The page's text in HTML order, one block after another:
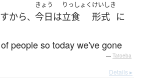
から、
きょう
今日 は
りっしょく
立食
けいしき
形式 に
people so today we've gone
— Tatoeba
Details ▸